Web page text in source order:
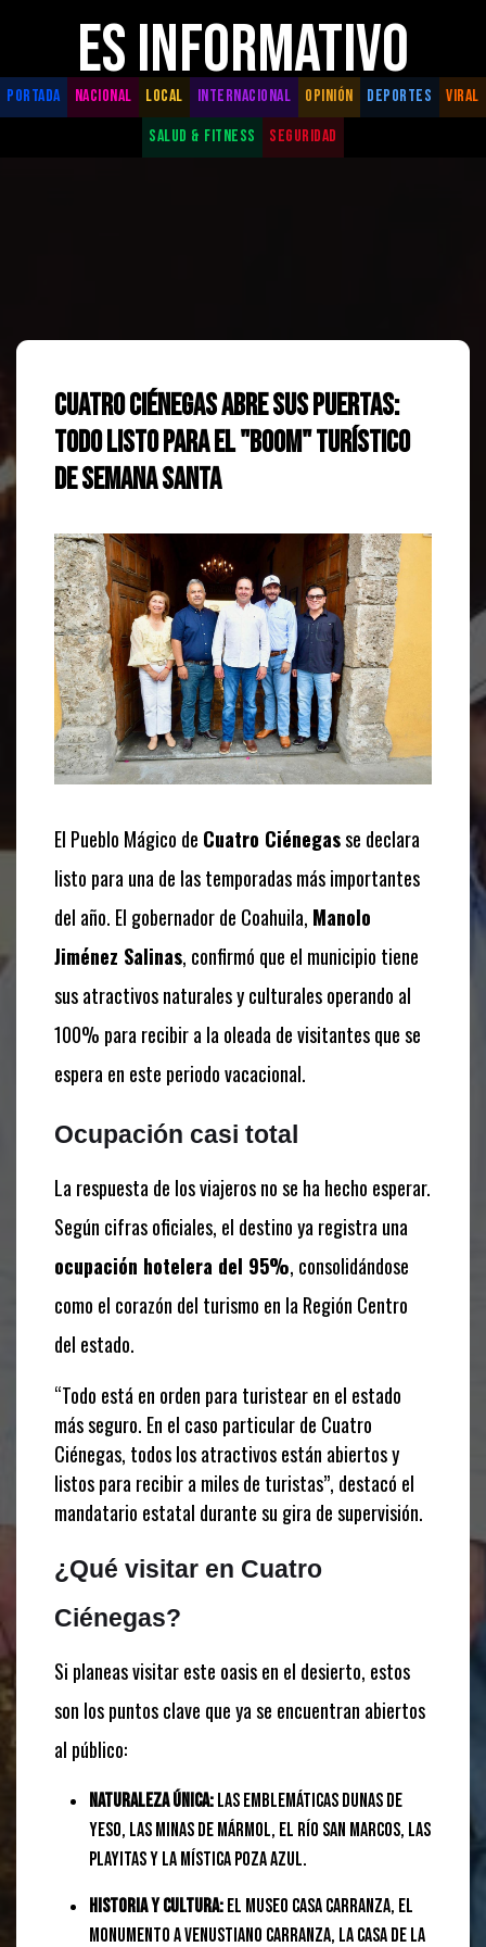
ES INFORMATIVO
PORTADA NACIONAL LOCAL INTERNACIONAL OPINIÓN DEPORTES
VIRAL
SALUD & FITNESS
SEGURIDAD
Cuatro Ciénegas abre sus puertas:
Todo listo para el "boom" turístico
de Semana Santa
El Pueblo Mágico de Cuatro Ciénegasse declara
listo para una de las temporadas más importantes
del año. El gobernador de Coahuila, Manolo
Jiménez Salinas, confirmó que el municipio tiene
sus atractivos naturales y culturales operando al
100% para recibir a la oleada de visitantes que se
espera en este periodo vacacional.
Ocupación casi total
La respuesta de los viajeros no se ha hecho esperar.
Según cifras oficiales, el destino ya registra una
ocupación hotelera del 95%, consolidándose
como el corazón del turismo en la Región Centro
del estado.
“Todo está en orden para turistear en el estado
más seguro. En el caso particular de Cuatro
Ciénegas, todos los atractivos están abiertos y
listos para recibir a miles de turistas”, destacó el
mandatario estatal durante su gira de supervisión.
¿Qué visitar en Cuatro
Ciénegas?
Si planeas visitar este oasis en el desierto, estos
son los puntos clave que ya se encuentran abiertos
al público:
Naturaleza única:Las emblemáticas Dunas de
Yeso, las Minas de Mármol, el Río San Marcos, Las
Playitas y la mística Poza Azul.
Historia y Cultura:El Museo Casa Carranza, el
monumento a Venustiano Carranza, la Casa de la